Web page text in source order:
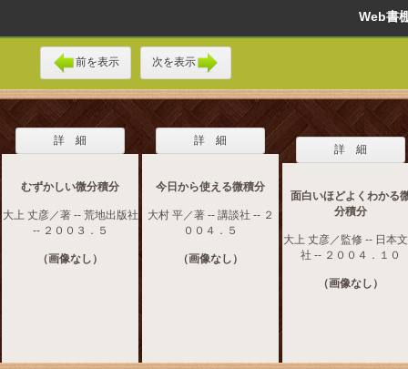
Web
前を表示 次を表示
詳 細
むずかしい微分積分
大上 丈彦／著 -- 荒地出版社
-- ２００３．５
（画像なし）
詳 細
今日から使える微積分
大村 平／著 -- 講談社 -- ２
００４．５
（画像なし）
詳 細
面白いほどよくわかる
分積分
大上 丈彦／監修 -- 日本
社 -- ２００４．１０
（画像なし）